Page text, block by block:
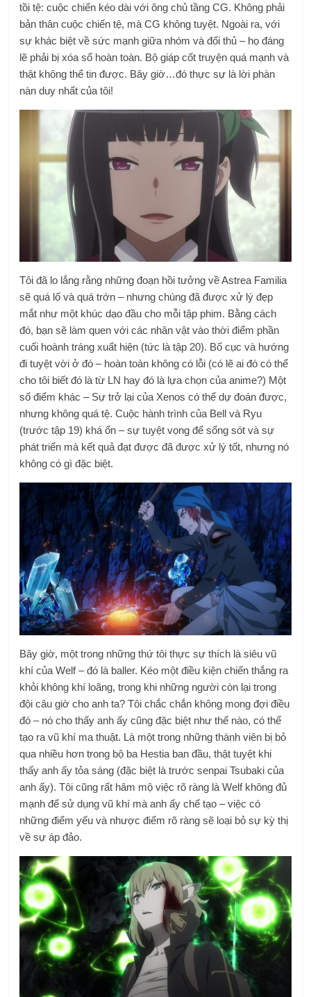
tồi tệ: cuộc chiến kéo dài với ông chủ tầng CG. Không phải
bản thân cuộc chiến tệ, mà CG không tuyệt. Ngoài ra, với
sự khác biệt về sức mạnh giữa nhóm và đối thủ – họ đáng
lẽ phải bị xóa sổ hoàn toàn. Bộ giáp cốt truyện quá mạnh và
thật không thể tin được. Bây giờ…đó thực sự là lời phàn
nàn duy nhất của tôi!
Tôi đã lo lắng rằng những đoạn hồi tưởng về Astrea Familia
sẽ quá lố và quá trớn – nhưng chúng đã được xử lý đẹp
mắt như một khúc dạo đầu cho mỗi tập phim. Bằng cách
đó, bạn sẽ làm quen với các nhân vật vào thời điểm phần
cuối hoành tráng xuất hiện (tức là tập 20). Bố cục và hướng
đi tuyệt vời ở đó – hoàn toàn không có lỗi (có lẽ ai đó có thể
cho tôi biết đó là từ LN hay đó là lựa chọn của anime?) Một
số điểm khác – Sự trở lại của Xenos có thể dự đoán được,
nhưng không quá tệ. Cuộc hành trình của Bell và Ryu
(trước tập 19) khá ổn – sự tuyệt vọng để sống sót và sự
phát triển mà kết quả đạt được đã được xử lý tốt, nhưng nó
không có gì đặc biệt.
Bây giờ, một trong những thứ tôi thực sự thích là siêu vũ
khí của Welf – đó là baller. Kéo một điều kiện chiến thắng ra
khỏi không khí loãng, trong khi những người còn lại trong
đội câu giờ cho anh ta? Tôi chắc chắn không mong đợi điều
đó – nó cho thấy anh ấy cũng đặc biệt như thế nào, có thể
tạo ra vũ khí ma thuật. Là một trong những thành viên bị bỏ
qua nhiều hơn trong bộ ba Hestia ban đầu, thật tuyệt khi
thấy anh ấy tỏa sáng (đặc biệt là trước senpai Tsubaki của
anh ấy). Tôi cũng rất hâm mộ việc rõ ràng là Welf không đủ
mạnh để sử dụng vũ khí mà anh ấy chế tạo – việc có
những điểm yếu và nhược điểm rõ ràng sẽ loại bỏ sự kỳ thị
về sự áp đảo.